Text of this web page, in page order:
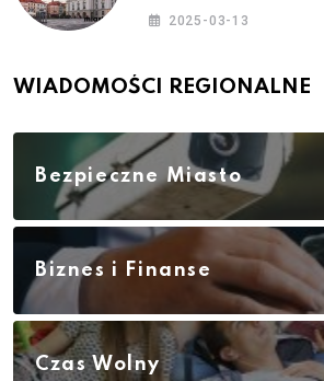
rodzinne atrakcje
2025-03-13
WIADOMOŚCI REGIONALNE
Bezpieczne Miasto
Biznes i Finanse
Czas Wolny